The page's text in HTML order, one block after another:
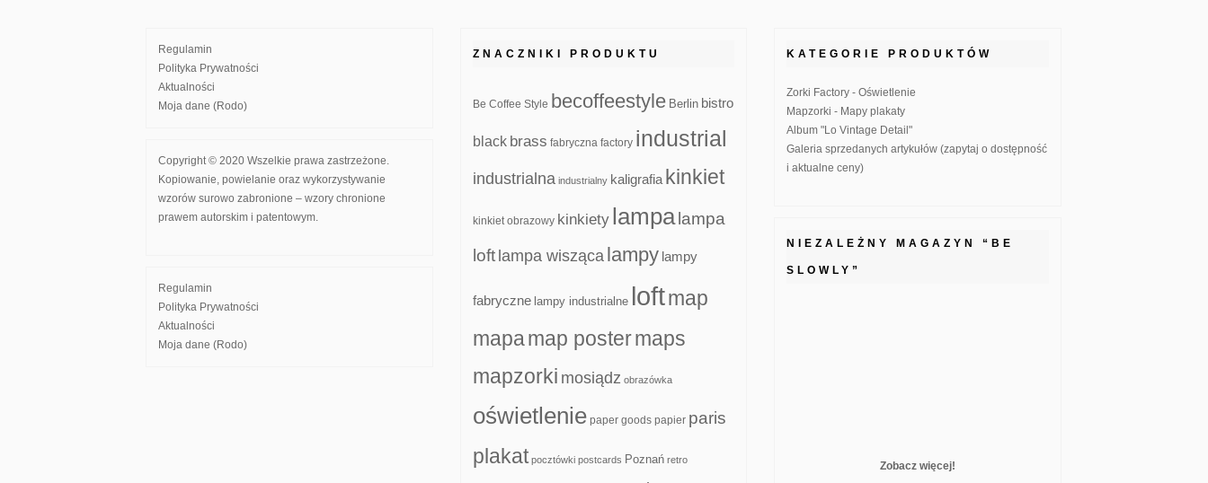
Regulamin
Polityka Prywatności
Aktualności
Moja dane (Rodo)
Copyright © 2020 Wszelkie prawa zastrzeżone.
Kopiowanie, powielanie oraz wykorzystywanie
wzorów surowo zabronione – wzory chronione
prawem autorskim i patentowym.
Regulamin
Polityka Prywatności
Aktualności
Moja dane (Rodo)
ZNACZNIKI PRODUKTU
Be Coffee Style becoffeestyle Berlin bistro
black brass fabryczna factory industrial
industrialna industrialny kaligrafia kinkiet
kinkiet obrazowy kinkiety lampa lampa
loft lampa wisząca lampy lampy
fabryczne lampy industrialne loftmap
mapamap postermaps
mapzorki mosiądz obrazówka
oświetlenie paper goods papier paris
plakat pocztówki postcards Poznań retro
KATEGORIE PRODUKTÓW
Zorki Factory - Oświetlenie
Mapzorki - Mapy plakaty
Album "Lo Vintage Detail"
Galeria sprzedanych artykułów (zapytaj o dostępność
i aktualne ceny)
NIEZALEŻNY MAGAZYN “BE
SLOWLY”
Zobacz więcej!